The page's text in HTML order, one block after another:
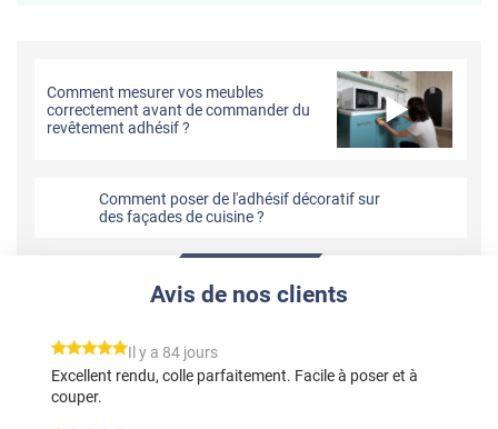
Comment mesurer vos meubles
correctement avant de commander du
revêtement adhésif ?
Comment poser de l'adhésif décoratif sur
des façades de cuisine ?
Avis de nos clients
*****
Il y a 84 jours
Excellent rendu, colle parfaitement. Facile à poser et à
couper.